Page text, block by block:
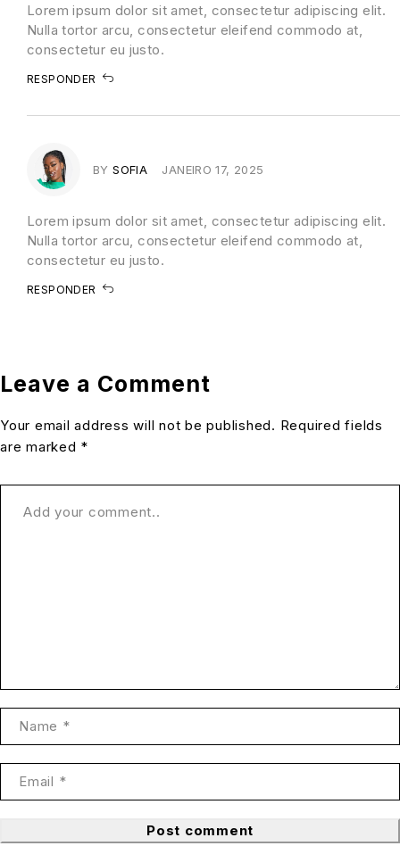
Lorem ipsum dolor sit amet, consectetur adipiscing elit.
Nulla tortor arcu, consectetur eleifend commodo at,
consectetur eu justo.
RESPONDER
Lorem ipsum dolor sit amet, consectetur adipiscing elit.
Nulla tortor arcu, consectetur eleifend commodo at,
consectetur eu justo.
BY SOFIA JANEIRO 17, 2025
RESPONDER
Leave a Comment
Your email address will not be published. Required fields
are marked *
Post comment